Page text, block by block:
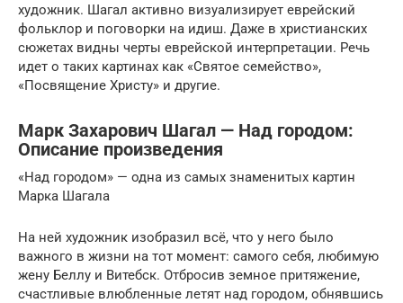
художник. Шагал активно визуализирует еврейский
фольклор и поговорки на идиш. Даже в христианских
сюжетах видны черты еврейской интерпретации. Речь
идет о таких картинах как «Святое семейство»,
«Посвящение Христу» и другие.
Марк Захарович Шагал — Над городом:
Описание произведения
«Над городом» — одна из самых знаменитых картин
Марка Шагала
На ней художник изобразил всё, что у него было
важного в жизни на тот момент: самого себя, любимую
жену Беллу и Витебск. Отбросив земное притяжение,
счастливые влюбленные летят над городом, обнявшись